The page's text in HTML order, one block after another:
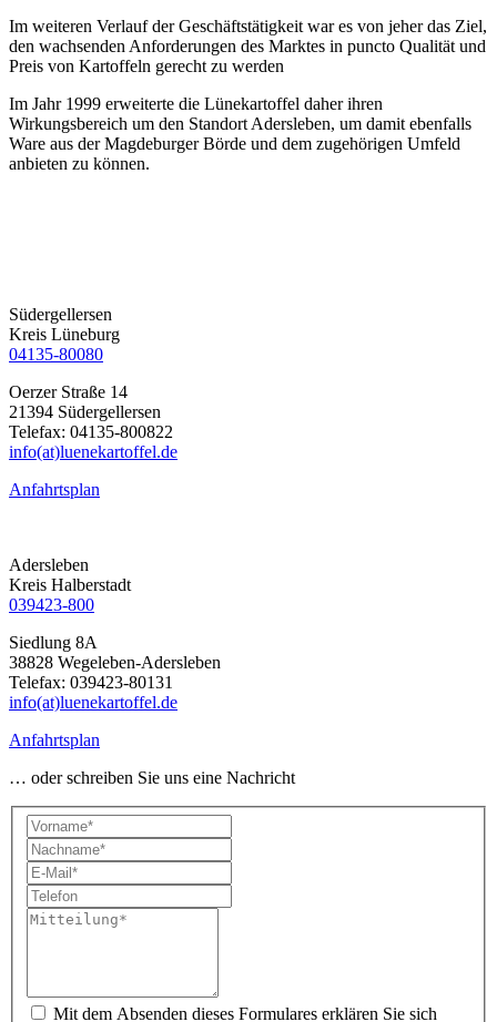
Im weiteren Verlauf der Geschäftstätigkeit war es von jeher das Ziel,
den wachsenden Anforderungen des Marktes in puncto Qualität und
Preis von Kartoffeln gerecht zu werden
Im Jahr 1999 erweiterte die Lünekartoffel daher ihren
Wirkungsbereich um den Standort Adersleben, um damit ebenfalls
Ware aus der Magdeburger Börde und dem zugehörigen Umfeld
anbieten zu können.
Südergellersen
Kreis Lüneburg
04135-80080
Oerzer Straße 14
21394 Südergellersen
Telefax: 04135-800822
info(at)luenekartoffel.de
Anfahrtsplan
Adersleben
Kreis Halberstadt
039423-800
Siedlung 8A
38828 Wegeleben-Adersleben
Telefax: 039423-80131
info(at)luenekartoffel.de
Anfahrtsplan
… oder schreiben Sie uns eine Nachricht